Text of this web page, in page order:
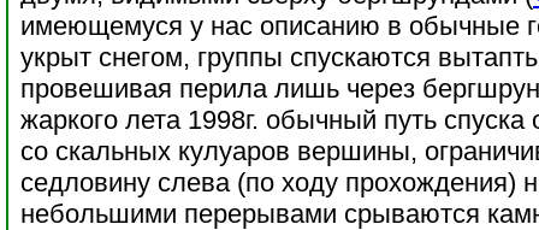
имеющемуся у нас описанию в обычные
укрыт снегом, группы спускаются
провешивая перила лишь через
жаркого лета 1998г. обычный путь
со скальных кулуаров вершины,
седловину слева (по ходу прохождения)
небольшими перерывами срываются